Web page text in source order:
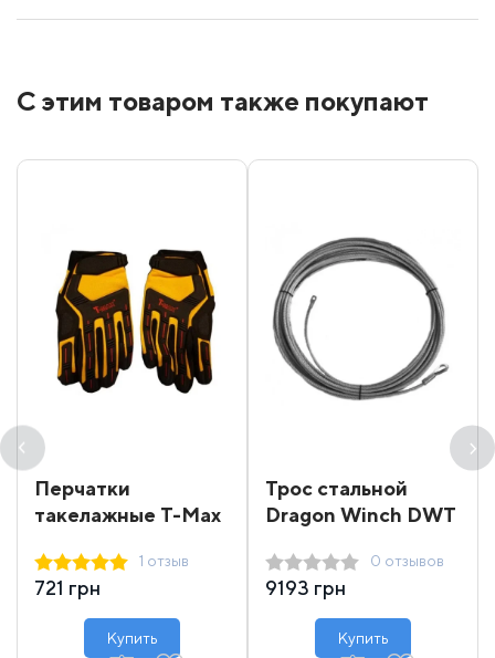
С этим товаром также покупают
Перчатки
такелажные T-Max
1 отзыв
721 грн
Купить
Трос стальной
Dragon Winch DWT
0 отзывов
9193 грн
Купить